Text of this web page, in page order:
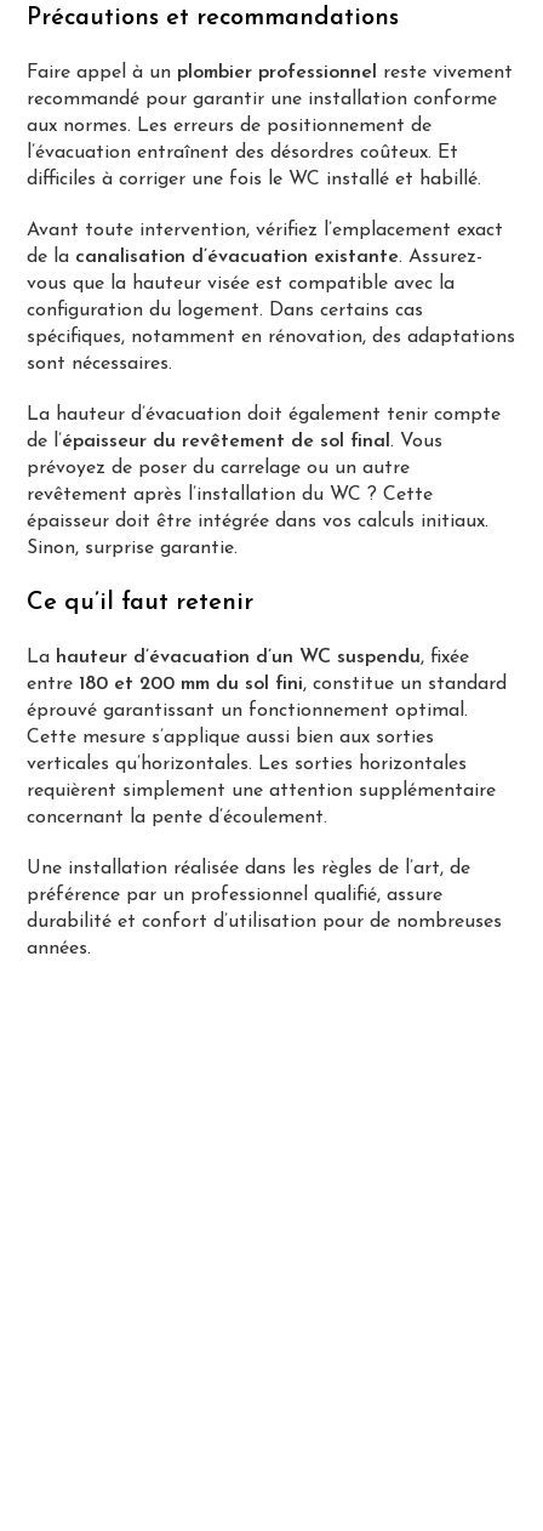
Précautions et recommandations
Faire appel à un plombier professionnel reste vivement
recommandé pour garantir une installation conforme
aux normes. Les erreurs de positionnement de
l’évacuation entraînent des désordres coûteux. Et
difficiles à corriger une fois le WC installé et habillé.
Avant toute intervention, vérifiez l’emplacement exact
de la canalisation d’évacuation existante. Assurez-
vous que la hauteur visée est compatible avec la
configuration du logement. Dans certains cas
spécifiques, notamment en rénovation, des adaptations
sont nécessaires.
La hauteur d’évacuation doit également tenir compte
de l’épaisseur du revêtement de sol final. Vous
prévoyez de poser du carrelage ou un autre
revêtement après l’installation du WC ? Cette
épaisseur doit être intégrée dans vos calculs initiaux.
Sinon, surprise garantie.
Ce qu’il faut retenir
La hauteur d’évacuation d’un WC suspendu, fixée
entre 180 et 200 mm du sol fini, constitue un standard
éprouvé garantissant un fonctionnement optimal.
Cette mesure s’applique aussi bien aux sorties
verticales qu’horizontales. Les sorties horizontales
requièrent simplement une attention supplémentaire
concernant la pente d’écoulement.
Une installation réalisée dans les règles de l’art, de
préférence par un professionnel qualifié, assure
durabilité et confort d’utilisation pour de nombreuses
années.